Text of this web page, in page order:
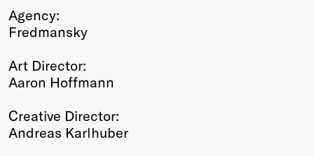
Agency:
Fredmansky
Art Director:
Aaron Hoffmann
Creative Director:
Andreas Karlhuber